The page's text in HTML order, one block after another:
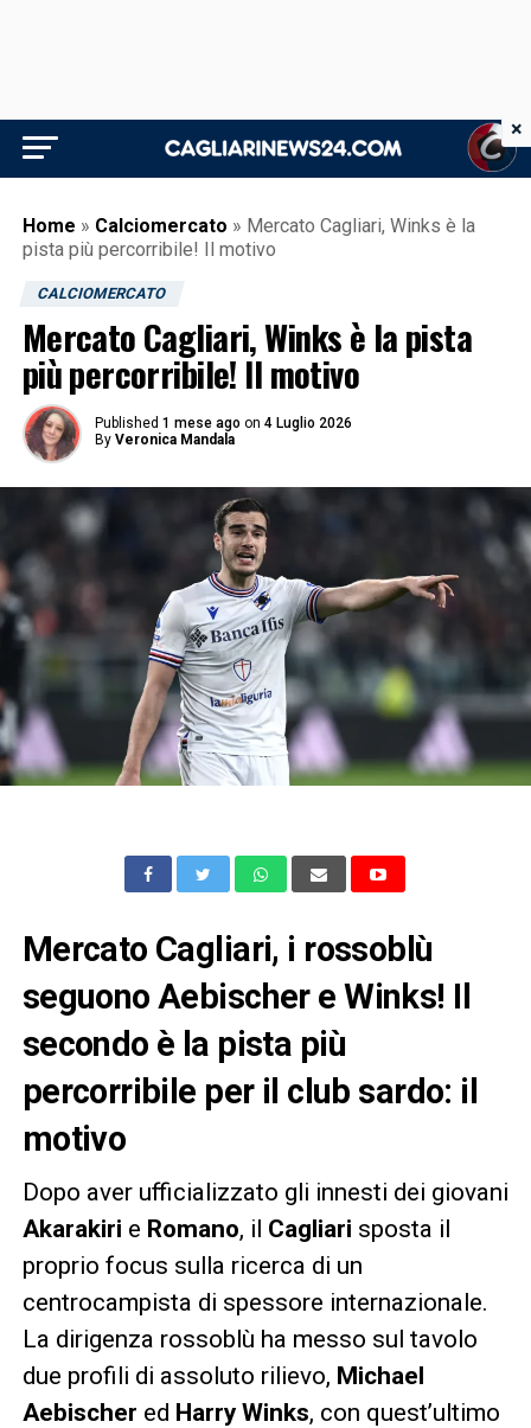
Home » Calciomercato » Mercato Cagliari, Winks è la
pista più percorribile! Il motivo
CALCIOMERCATO
Mercato Cagliari, Winks è la pista
più percorribile! Il motivo
Published 1 mese ago on 4 Luglio 2026
By Veronica Mandala
Mercato Cagliari, i rossoblù
seguono Aebischer e Winks! Il
secondo è la pista più
percorribile per il club sardo: il
motivo
Dopo aver ufficializzato gli innesti dei giovani
Akarakiri e Romano, il Cagliari sposta il
proprio focus sulla ricerca di un
centrocampista di spessore internazionale.
La dirigenza rossoblù ha messo sul tavolo
due profili di assoluto rilievo, Michael
Aebischer ed Harry Winks, con quest’ultimo
×